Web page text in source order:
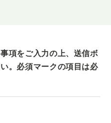
項をご入力の上、送信ボ
。 必須マークの項目は必